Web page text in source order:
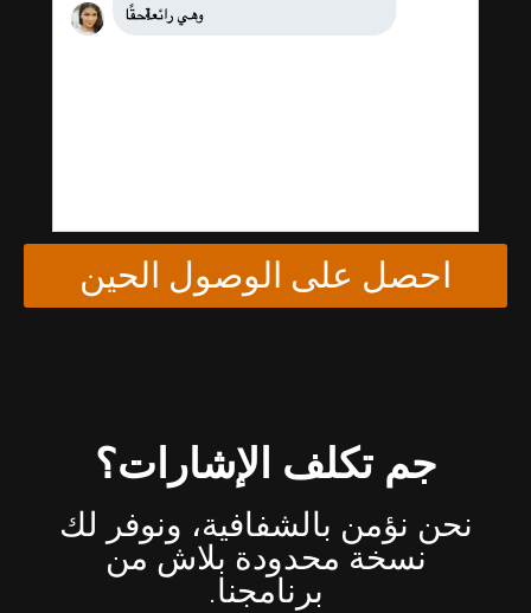
احصل على الوصول الحين
جم تكلف الإشارات؟
نحن نؤمن بالشفافية، ونوفر لك
نسخة محدودة بلاش من
برنامجنا.